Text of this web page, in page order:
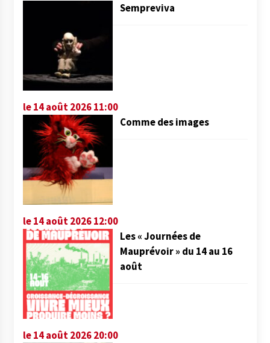
Sempreviva
le 14 août 2026 11:00
Comme des images
le 14 août 2026 12:00
Les « Journées de
Mauprévoir » du 14 au 16
août
le 14 août 2026 20:00